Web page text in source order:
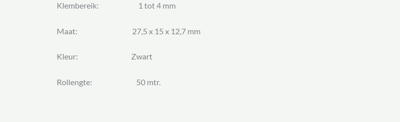
Klembereik: 1 tot 4 mm
Maat: 27,5 x 15 x 12,7 mm
Kleur: Zwart
Rollengte: 50 mtr.